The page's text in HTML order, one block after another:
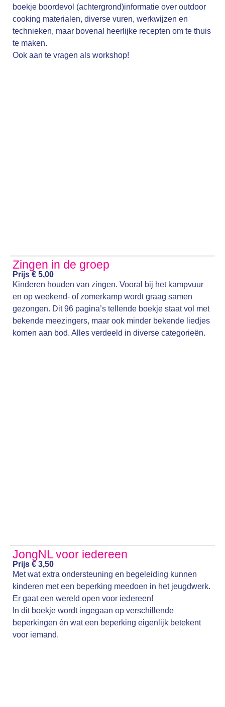
boekje boordevol (achtergrond)informatie over outdoor
cooking materialen, diverse vuren, werkwijzen en
technieken, maar bovenal heerlijke recepten om te thuis
te maken.
Ook aan te vragen als workshop!
Zingen in de groep
Prijs € 5,00
Kinderen houden van zingen. Vooral bij het kampvuur
en op weekend- of zomerkamp wordt graag samen
gezongen. Dit 96 pagina’s tellende boekje staat vol met
bekende meezingers, maar ook minder bekende liedjes
komen aan bod. Alles verdeeld in diverse categorieën.
JongNL voor iedereen
Prijs € 3,50
Met wat extra ondersteuning en begeleiding kunnen
kinderen met een beperking meedoen in het jeugdwerk.
Er gaat een wereld open voor iedereen!
In dit boekje wordt ingegaan op verschillende
beperkingen én wat een beperking eigenlijk betekent
voor iemand.